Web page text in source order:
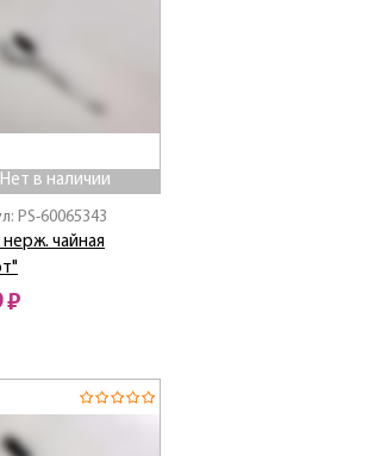
Нет в наличии
PS-60065343
чайная
₽